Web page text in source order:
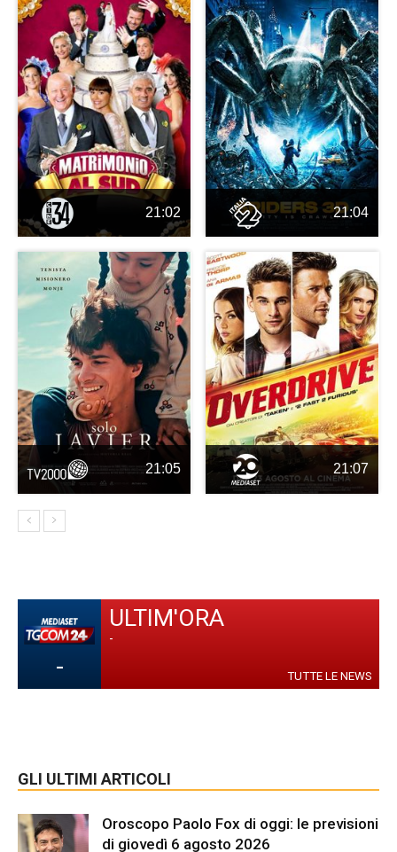
21:02 21:04
21:05 21:07
-
ULTIM'ORA
-
TUTTE LE NEWS
GLI ULTIMI ARTICOLI
Oroscopo Paolo Fox di oggi: le previsioni
di giovedì 6 agosto 2026